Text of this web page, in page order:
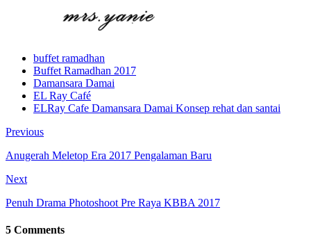
buffet ramadhan
Buffet Ramadhan 2017
Damansara Damai
EL Ray Café
ELRay Cafe Damansara Damai Konsep rehat dan santai
Previous
Anugerah Meletop Era 2017 Pengalaman Baru
Next
Penuh Drama Photoshoot Pre Raya KBBA 2017
5 Comments